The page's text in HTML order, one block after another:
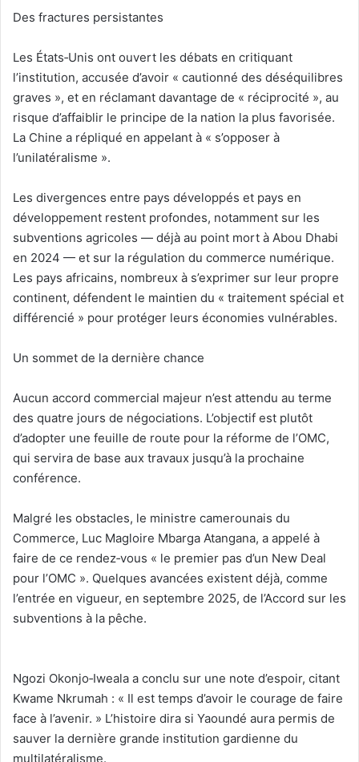
‎Des fractures persistantes
‎Les États‑Unis ont ouvert les débats en critiquant
l’institution, accusée d’avoir « cautionné des déséquilibres
graves », et en réclamant davantage de « réciprocité », au
risque d’affaiblir le principe de la nation la plus favorisée.
La Chine a répliqué en appelant à « s’opposer à
l’unilatéralisme ».
‎Les divergences entre pays développés et pays en
développement restent profondes, notamment sur les
subventions agricoles — déjà au point mort à Abou Dhabi
en 2024 — et sur la régulation du commerce numérique.
Les pays africains, nombreux à s’exprimer sur leur propre
continent, défendent le maintien du « traitement spécial et
différencié » pour protéger leurs économies vulnérables.
‎Un sommet de la dernière chance
‎Aucun accord commercial majeur n’est attendu au terme
des quatre jours de négociations. L’objectif est plutôt
d’adopter une feuille de route pour la réforme de l’OMC,
qui servira de base aux travaux jusqu’à la prochaine
conférence.
‎Malgré les obstacles, le ministre camerounais du
Commerce, Luc Magloire Mbarga Atangana, a appelé à
faire de ce rendez‑vous « le premier pas d’un New Deal
pour l’OMC ». Quelques avancées existent déjà, comme
l’entrée en vigueur, en septembre 2025, de l’Accord sur les
subventions à la pêche.
Ngozi Okonjo‑Iweala a conclu sur une note d’espoir, citant
Kwame Nkrumah : « Il est temps d’avoir le courage de faire
face à l’avenir. » L’histoire dira si Yaoundé aura permis de
sauver la dernière grande institution gardienne du
multilatéralisme.